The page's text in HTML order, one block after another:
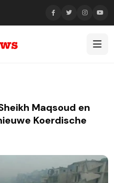
Maqsoud en
Koerdische